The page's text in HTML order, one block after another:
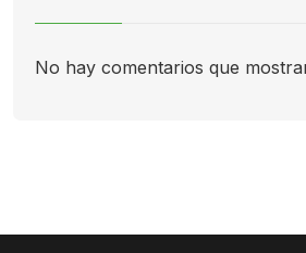
No hay comentarios que